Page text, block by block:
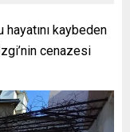
kaybeden
cenazesi